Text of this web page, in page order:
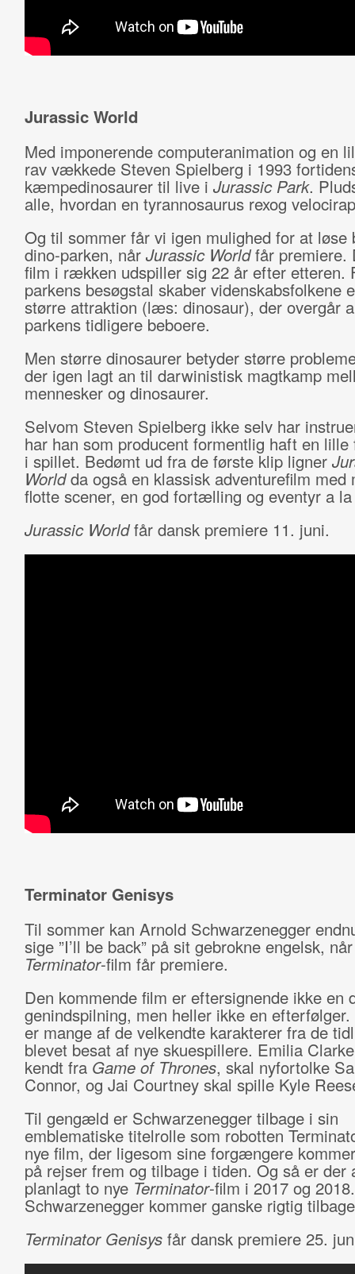
Jurassic World
Med imponerende computeranimation og en
rav vækkede Steven Spielberg i 1993
kæmpedinosaurer til live i Jurassic Park.
alle, hvordan en tyrannosaurus rexog
Og til sommer får vi igen mulighed for at løse
dino-parken, når Jurassic Worldfår premiere.
film i rækken udspiller sig 22 år efter etteren.
parkens besøgstal skaber videnskabsfolkene
større attraktion (læs: dinosaur), der overgår
parkens tidligere beboere.
Men større dinosaurer betyder større
der igen lagt an til darwinistisk magtkamp
mennesker og dinosaurer.
Selvom Steven Spielberg ikke selv har
har han som producent formentlig haft en lille
i spillet. Bedømt ud fra de første klip ligner
Worldda også en klassisk adventurefilm med
flotte scener, en god fortælling og eventyr a
Jurassic Worldfår dansk premiere 11. juni.
Terminator Genisys
Til sommer kan Arnold Schwarzenegger
sige ”I’ll be back” på sit gebrokne engelsk,
Terminator-film får premiere.
Den kommende film er eftersignende ikke en
genindspilning, men heller ikke en efterfølger.
er mange af de velkendte karakterer fra de
blevet besat af nye skuespillere. Emilia
kendt fra Game of Thrones, skal nyfortolke
Connor, og Jai Courtney skal spille Kyle
Til gengæld er Schwarzenegger tilbage i sin
emblematiske titelrolle som robotten
nye film, der ligesom sine forgængere
på rejser frem og tilbage i tiden. Og så er der
planlagt to nye Terminator-film i 2017 og
Schwarzenegger kommer ganske rigtig
Terminator Genisys får dansk premiere 25.